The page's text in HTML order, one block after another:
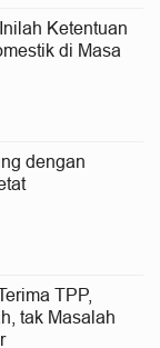
Ketentuan
di Masa
dengan
TPP,
tak Masalah